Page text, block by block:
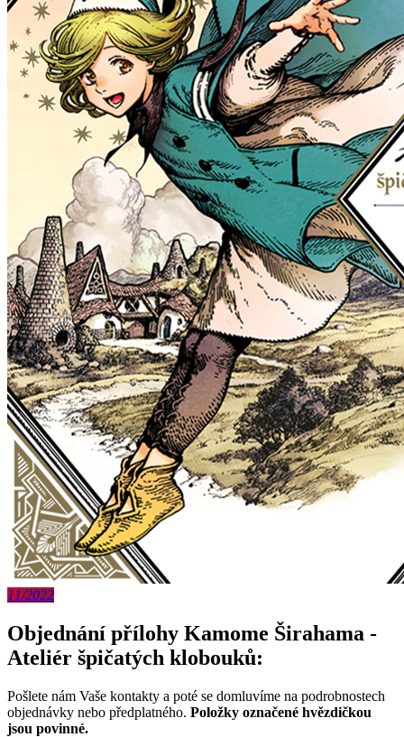
11/2022
Objednání přílohy Kamome Širahama -
Ateliér špičatých klobouků:
Pošlete nám Vaše kontakty a poté se domluvíme na podrobnostech
objednávky nebo předplatného. Položky označené hvězdičkou
jsou povinné.